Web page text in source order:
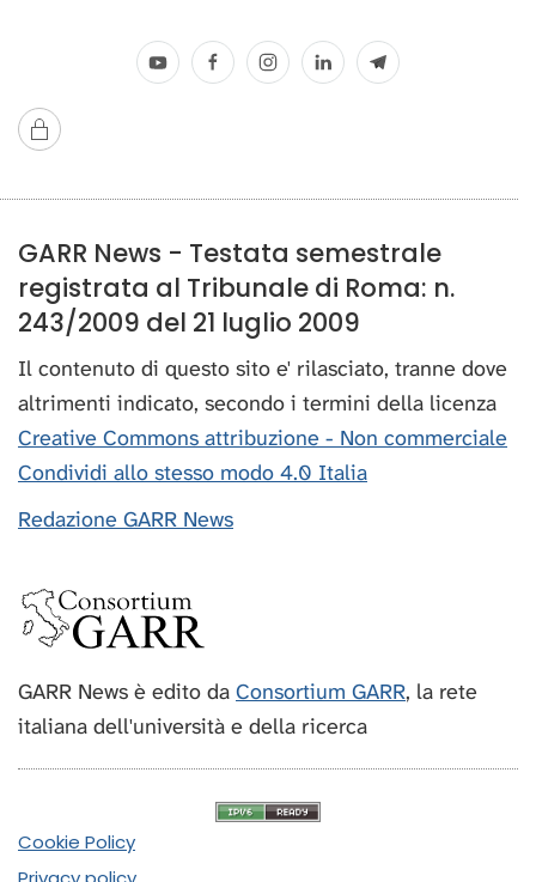
GARR News - Testata semestrale
registrata al Tribunale di Roma: n.
243/2009 del 21 luglio 2009
Il contenuto di questo sito e' rilasciato, tranne dove
altrimenti indicato, secondo i termini della licenza
Creative Commons attribuzione - Non commerciale
Condividi allo stesso modo 4.0 Italia
Redazione GARR News
GARR News è edito da Consortium GARR, la rete
italiana dell'università e della ricerca
Cookie Policy